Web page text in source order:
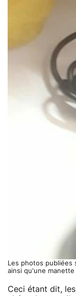
Les photos publiées
ainsi qu'une
Ceci étant dit,